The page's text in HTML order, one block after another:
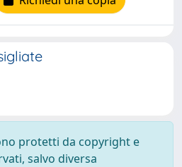
protetti da copyright e
salvo diversa